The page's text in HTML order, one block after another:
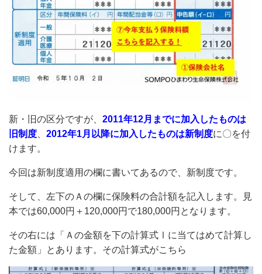
新・旧の区分ですが、 2011年12月までに加入したものは
旧制度
2012年1月以降に加入したものは新制度に〇を付
けます。
今回は新制度適用の欄に書いてあるので、新制度です。
そして、左下のＡの欄に保険料の合計額を記入します。見
本では60,000円＋120,000円で180,000円となります。
その右には「Ａの金額を下の計算式Ⅰに当てはめて計算し
た金額」とあります。その計算式がこちら